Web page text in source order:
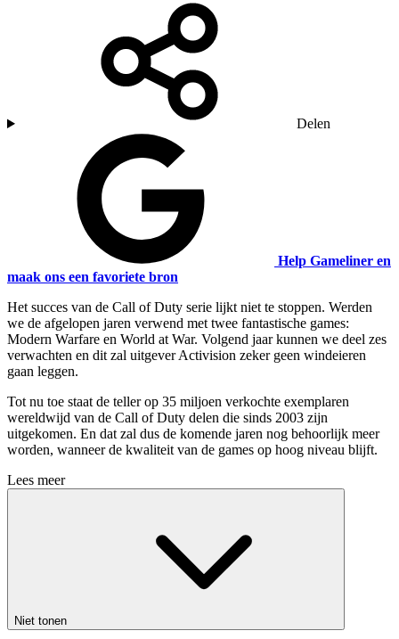
Delen
Help Gameliner en
maak ons een favoriete bron
Het succes van de Call of Duty serie lijkt niet te stoppen. Werden
we de afgelopen jaren verwend met twee fantastische games:
Modern Warfare en World at War. Volgend jaar kunnen we deel zes
verwachten en dit zal uitgever Activision zeker geen windeieren
gaan leggen.
Tot nu toe staat de teller op 35 miljoen verkochte exemplaren
wereldwijd van de Call of Duty delen die sinds 2003 zijn
uitgekomen. En dat zal dus de komende jaren nog behoorlijk meer
worden, wanneer de kwaliteit van de games op hoog niveau blijft.
Lees meer
Niet tonen